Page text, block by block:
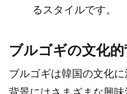
るスタイルです。
ブルゴギの文化
ブルゴギは韓国の文化